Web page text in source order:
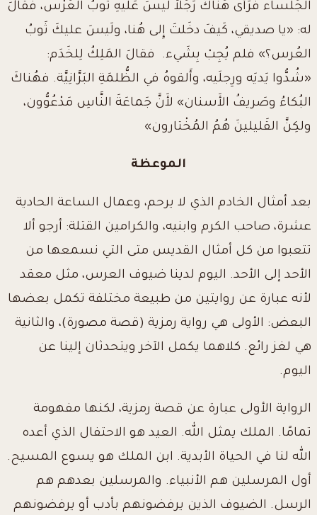
الجُلَساء فرَأَى هُناكَ رَجُلاً لَيسَ عَلَيهِ ثّوبُ العُرْس، فقالَ
له: «يا صديقي، كَيفَ دخَلتَ إِلى هُنا، ولَيسَ عليكَ ثَوبُ
العُرس؟» فلم يُجِبْ بِشَيء.
فقالَ المَلِكُ لِلخَدَم:
«شُدُّوا يَديَه ورِجلَيه، وأَلقوهُ في الظُّلمَةِ البَرَّانِيَّة. فهُناكَ
البُكاءُ وصَريفُ الأَسنان» لأَنَّ جَماعَةَ النَّاسِ مَدْعُوُّون،
ولكِنَّ القَليلينَ هُمُ المُخْتارون»
الموعظة
بعد أمثال الخادم الذي لا يرحم، وعمال الساعة الحادية
عشرة، صاحب الكرم وابنيه، والكرامين القتلة: أرجو ألا
تتعبوا من كل أمثال القديس متى التي نسمعها من
الأحد إلى الأحد. اليوم لدينا ضيوف العرس، مثل معقد
لأنه عبارة عن روايتين من طبيعة مختلفة تكمل بعضها
البعض: الأولى هي رواية رمزية (قصة مصورة)، والثانية
هي لغز رائع. كلاهما يكمل الآخر ويتحدثان إلينا عن
اليوم.
الرواية الأولى عبارة عن قصة رمزية، لكنها مفهومة
تمامًا. الملك يمثل الله. العيد هو الاحتفال الذي أعده
الله لنا في الحياة الأبدية. ابن الملك هو يسوع المسيح.
أول المرسلين هم الأنبياء. والمرسلين بعدهم هم
الرسل. الضيوف الذين يرفضونهم بأدب أو يرفضونهم